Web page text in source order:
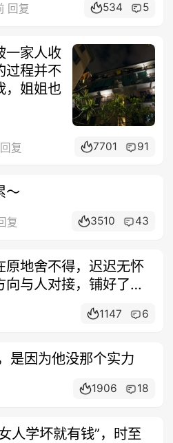
回复 534 5
一家人收
过程并不
，姐姐也
复 7701 91
～
复 3510 43
原地舍不得，迟迟无怀
与人对接，铺好了所
1147 6
是因为他没那个实力
1906 18
人学坏就有钱”，时至